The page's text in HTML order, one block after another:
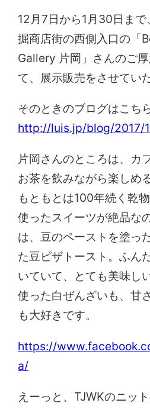
12月7日から1月30日ま
掘商店街の西側入口の「
Gallery 片岡」さんのご
て、展示販売をさせてい
そのときのブログはこちら
http://luis.jp/blog/
片岡さんのところは、カ
お茶を飲みながら楽しめ
もともとは100年続く乾
使ったスイーツが絶品な
は、豆のペーストを塗っ
た豆ピザトースト。ふん
いていて、とても美味し
使った白ぜんざいも、甘
も大好きです。
https://
a/
えーっと、TJWKのニット